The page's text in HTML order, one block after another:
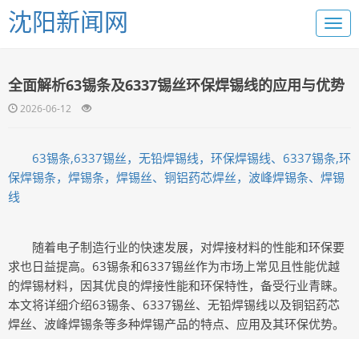
沈阳新闻网
全面解析63锡条及6337锡丝环保焊锡线的应用与优势
2026-06-12
63锡条,6337锡丝，无铅焊锡线，环保焊锡线、6337锡条,环
保焊锡条，焊锡条，焊锡丝、铜铝药芯焊丝，波峰焊锡条、焊锡
线
随着电子制造行业的快速发展，对焊接材料的性能和环保要
求也日益提高。63锡条和6337锡丝作为市场上常见且性能优越
的焊锡材料，因其优良的焊接性能和环保特性，备受行业青睐。
本文将详细介绍63锡条、6337锡丝、无铅焊锡线以及铜铝药芯
焊丝、波峰焊锡条等多种焊锡产品的特点、应用及其环保优势。